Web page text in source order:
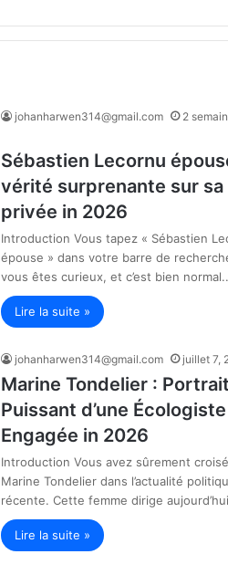
johanharwen314@gmail.com
2
Sébastien Lecornu
vérité surprenante sur sa
privée in 2026
Introduction Vous tapez « Sébastien
épouse » dans votre barre de
vous êtes curieux, et c’est bien
Lire la suite »
johanharwen314@gmail.com juillet 7,
Marine Tondelier : Portrait
Puissant d’une Écologiste
Engagée in 2026
Introduction Vous avez sûrement
Marine Tondelier dans l’actualité
récente. Cette femme dirige
Lire la suite »